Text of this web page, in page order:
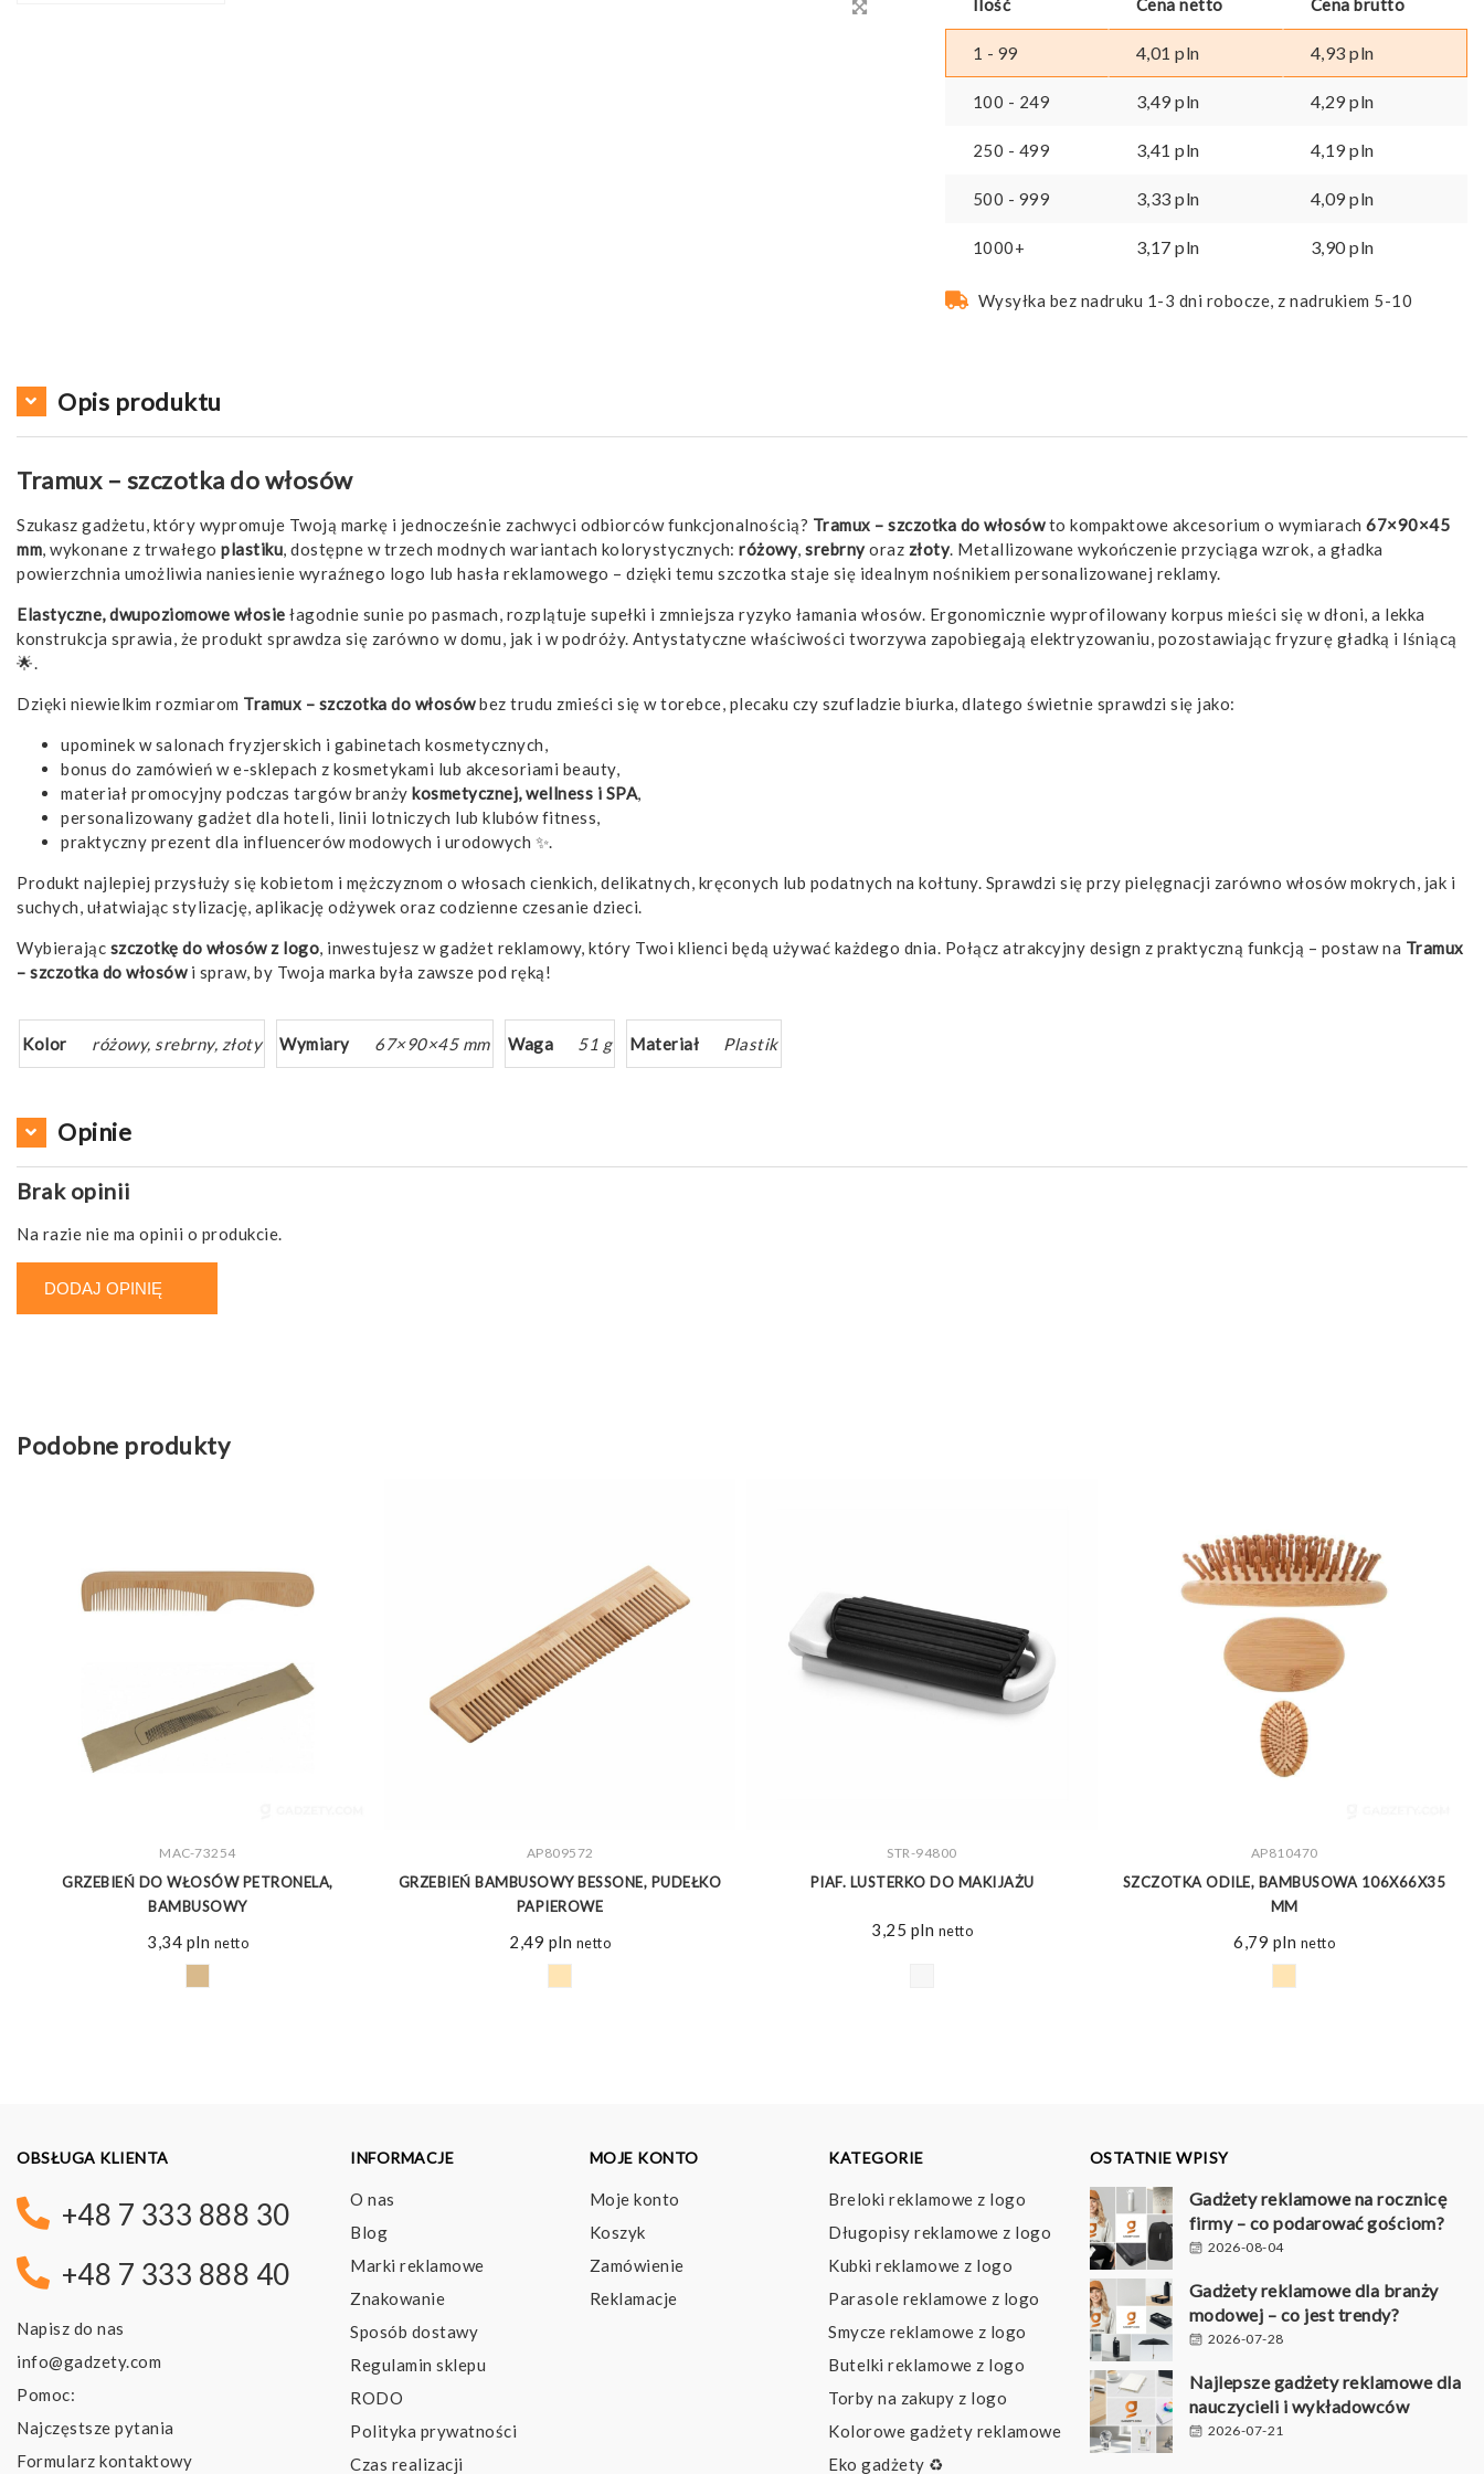
1 - 99 4,01pln 4,93pln
100 - 249 3,49pln 4,29pln
250 - 499 3,41pln 4,19pln
500 - 999 3,33pln 4,09pln
1000+ 3,17pln 3,90pln
Wysyłka bez nadruku 1-3 dni robocze, z nadrukiem 5-10
Opis produktu
Tramux – szczotka do włosów
Szukasz gadżetu, który wypromuje Twoją markę i jednocześnie zachwyci odbiorców funkcjonalnością? Tramux – szczotka do włosówto kompaktowe akcesorium o wymiarach 67×90×45
mm, wykonane z trwałego plastiku, dostępne w trzech modnych wariantach kolorystycznych: różowy, srebrnyoraz złoty. Metallizowane wykończenie przyciąga wzrok, a gładka
powierzchnia umożliwia naniesienie wyraźnego logo lub hasła reklamowego – dzięki temu szczotka staje się idealnym nośnikiem personalizowanej reklamy.
Elastyczne, dwupoziomowe włosie łagodnie sunie po pasmach, rozplątuje supełki i zmniejsza ryzyko łamania włosów. Ergonomicznie wyprofilowany korpus mieści się w dłoni, a lekka
konstrukcja sprawia, że produkt sprawdza się zarówno w domu, jak i w podróży. Antystatyczne właściwości tworzywa zapobiegają elektryzowaniu, pozostawiając fryzurę gładką i lśniącą
🌟.
Dzięki niewielkim rozmiarom Tramux – szczotka do włosówbez trudu zmieści się w torebce, plecaku czy szufladzie biurka, dlatego świetnie sprawdzi się jako:
upominek w salonach fryzjerskich i gabinetach kosmetycznych,
bonus do zamówień w e-sklepach z kosmetykami lub akcesoriami beauty,
materiał promocyjny podczas targów branży kosmetycznej, wellness i SPA,
personalizowany gadżet dla hoteli, linii lotniczych lub klubów fitness,
praktyczny prezent dla influencerów modowych i urodowych ✨.
Produkt najlepiej przysłuży się kobietom i mężczyznom o włosach cienkich, delikatnych, kręconych lub podatnych na kołtuny. Sprawdzi się przy pielęgnacji zarówno włosów mokrych, jak i
suchych, ułatwiając stylizację, aplikację odżywek oraz codzienne czesanie dzieci.
Wybierając szczotkę do włosów z logo, inwestujesz w gadżet reklamowy, który Twoi klienci będą używać każdego dnia. Połącz atrakcyjny design z praktyczną funkcją – postaw na Tramux
– szczotka do włosówi spraw, by Twoja marka była zawsze pod ręką!
Kolor różowy, srebrny, złoty Wymiary 67×90×45 mm Waga 51 g Materiał Plastik
Opinie
Brak opinii
Na razie nie ma opinii o produkcie.
DODAJ OPINIĘ
Podobne produkty
ZOBACZ WIĘCEJ
MAC-73254
GRZEBIEŃ DO WŁOSÓW PETRONELA,
BAMBUSOWY
3,34 pln netto
ZOBACZ WIĘCEJ
AP809572
GRZEBIEŃ BAMBUSOWY BESSONE, PUDEŁKO
PAPIEROWE
2,49 pln netto
ZOBACZ WIĘCEJ
STR-94800
PIAF. LUSTERKO DO MAKIJAŻU
3,25 pln netto
ZOBACZ WIĘCEJ
AP810470
SZCZOTKA ODILE, BAMBUSOWA 106X66X35
MM
6,79 pln netto
OBSŁUGA KLIENTA
+48 7 333 888 30
+48 7 333 888 40
Napisz do nas
info@gadzety.com
Pomoc:
Najczęstsze pytania
Formularz kontaktowy
INFORMACJE
O nas
Blog
Marki reklamowe
Znakowanie
Sposób dostawy
Regulamin sklepu
RODO
Polityka prywatności
Czas realizacji
MOJE KONTO
Moje konto
Koszyk
Zamówienie
Reklamacje
KATEGORIE
Breloki reklamowe z logo
Długopisy reklamowe z logo
Kubki reklamowe z logo
Parasole reklamowe z logo
Smycze reklamowe z logo
Butelki reklamowe z logo
Torby na zakupy z logo
Kolorowe gadżety reklamowe
Eko gadżety ♻️
OSTATNIE WPISY
Gadżety reklamowe na rocznicę
firmy – co podarować gościom?
2026-08-04
Gadżety reklamowe dla branży
modowej – co jest trendy?
2026-07-28
Najlepsze gadżety reklamowe dla
nauczycieli i wykładowców
2026-07-21